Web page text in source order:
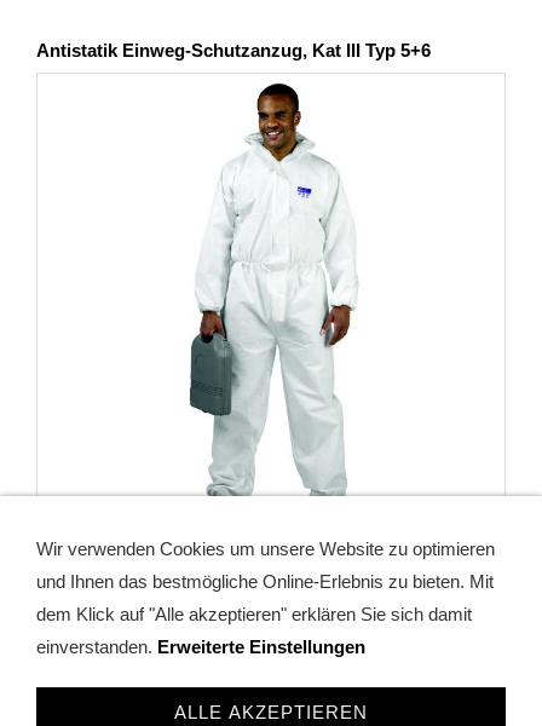
Antistatik Einweg-Schutzanzug, Kat III Typ 5+6
Multi Schutzanzug gegen Chemie, Staub, Aerosol; Gr. S bis
4XL !
3,75 EUR (inkl. 19% USt. zzgl.Zahlung und Versand
Wir verwenden Cookies um unsere Website zu optimieren
und Ihnen das bestmögliche Online-Erlebnis zu bieten. Mit
dem Klick auf "Alle akzeptieren" erklären Sie sich damit
einverstanden. Erweiterte Einstellungen
ALLE AKZEPTIEREN